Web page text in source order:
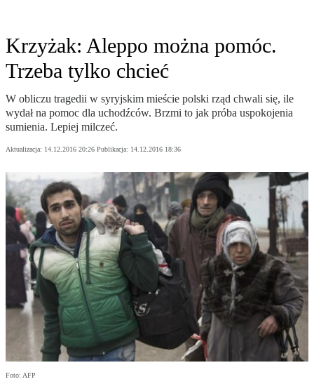
Krzyżak: Aleppo można pomóc.
Trzeba tylko chcieć
W obliczu tragedii w syryjskim mieście polski rząd chwali się, ile
wydał na pomoc dla uchodźców. Brzmi to jak próba uspokojenia
sumienia. Lepiej milczeć.
Aktualizacja: 14.12.2016 20:26 Publikacja: 14.12.2016 18:36
Foto: AFP